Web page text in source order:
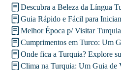
Descubra a Beleza da Língua
Guia Rápido e Fácil para
Melhor Época p/ Visitar
Cumprimentos em Turco: Um
Onde fica a Turquia? Explore
Clima na Turquia: Um Guia de